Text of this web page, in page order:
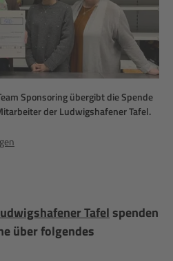
Sponsoring übergibt die Spende
der Ludwigshafener Tafel.
Tafelspenden
über folgendes